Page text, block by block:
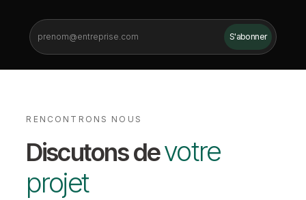
RENCONTRONS NOUS
Discutons devotre
projet